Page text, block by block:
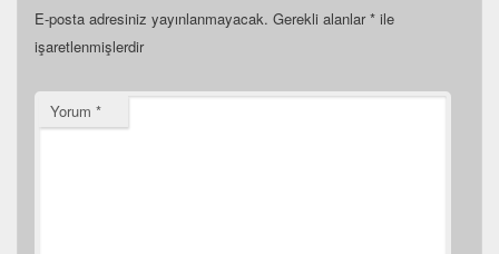
E-posta adresiniz yayınlanmayacak. Gerekli alanlar* ile
işaretlenmişlerdir
Yorum *